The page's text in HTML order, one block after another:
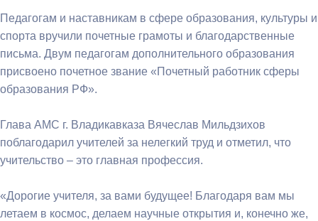
Педагогам и наставникам в сфере образования, культуры и
спорта вручили почетные грамоты и благодарственные
письма. Двум педагогам дополнительного образования
присвоено почетное звание «Почетный работник сферы
образования РФ».
Глава АМС г. Владикавказа Вячеслав Мильдзихов
поблагодарил учителей за нелегкий труд и отметил, что
учительство – это главная профессия.
«Дорогие учителя, за вами будущее! Благодаря вам мы
летаем в космос, делаем научные открытия и, конечно же,